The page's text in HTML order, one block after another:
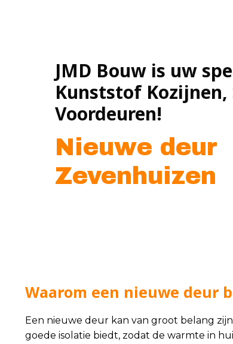
JMD Bouw is uw
Kunststof
Voordeuren!
Nieuwe deur
Zevenhuizen
Waarom een nieuwe deur
Een nieuwe deur kan van groot belang
goede isolatie biedt, zodat de warmte in